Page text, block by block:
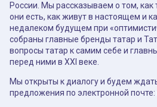
России. Мы рассказываем о том, как
они есть, как живут в настоящем и
недалеком будущем при
собраны главные бренды татар и
вопросы татар к самим себе и
перед ними в XXI веке.
Мы открыты к диалогу и будем
предложения по электронной почте: